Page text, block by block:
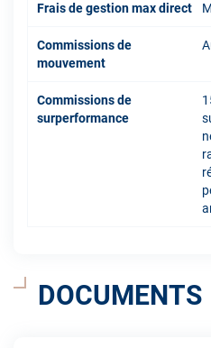
Frais de gestion max direct
Commissions de
mouvement
Commissions de
surperformance
DOCUMENTS